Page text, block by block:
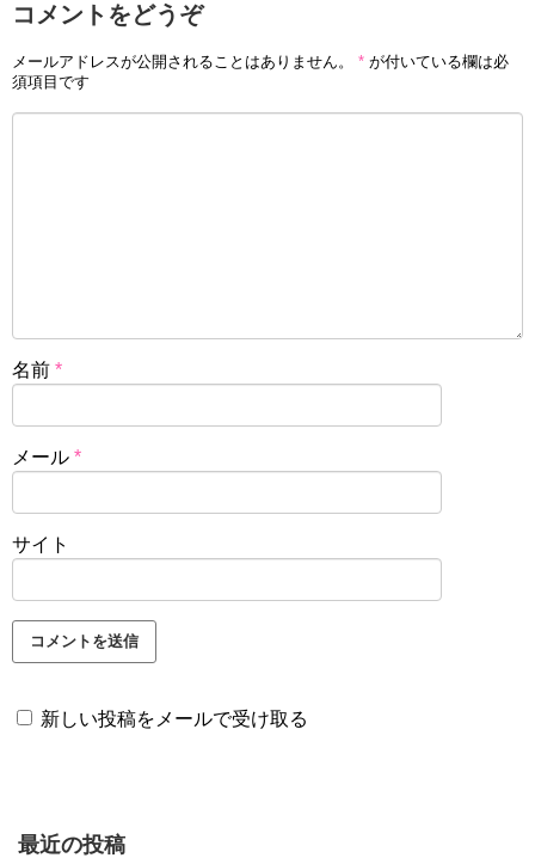
コメントをどうぞ
メールアドレスが公開されることはありません。 * が付いている欄は必
須項目です
名前 *
メール *
サイト
新しい投稿をメールで受け取る
最近の投稿